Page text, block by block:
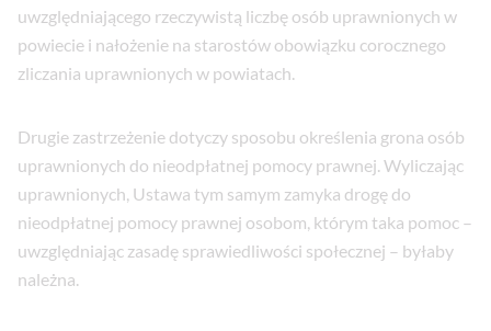
uwzględniającego rzeczywistą liczbę osób uprawnionych w
powiecie i nałożenie na starostów obowiązku corocznego
zliczania uprawnionych w powiatach.
Drugie zastrzeżenie dotyczy sposobu określenia grona osób
uprawnionych do nieodpłatnej pomocy prawnej. Wyliczając
uprawnionych, Ustawa tym samym zamyka drogę do
nieodpłatnej pomocy prawnej osobom, którym taka pomoc –
uwzględniając zasadę sprawiedliwości społecznej – byłaby
należna.